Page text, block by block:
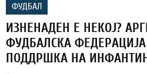
ФУДБАЛ
ИЗНЕНАДЕН Е НЕКОЈ?
ФУДБАЛСКА
ПОДДРШКА НА